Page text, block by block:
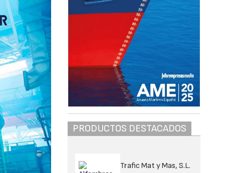
PRODUCTOS DESTACADOS
Trafic Mat y Mas, S.L.